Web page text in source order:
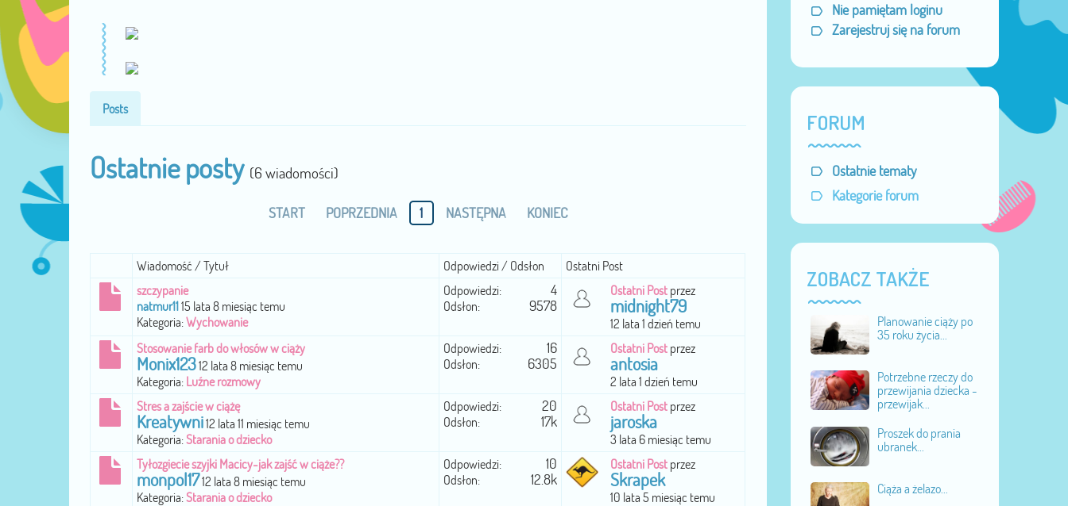
Posts
Ostatnie posty (6 wiadomości)
START POPRZEDNIA 1 NASTĘPNA KONIEC
Wiadomość / Tytuł Odpowiedzi / Odsłon Ostatni Post
szczypanie
natmur1115 lata 8 miesiąc temu
Kategoria:Wychowanie
Odpowiedzi: 4
Odsłon: 9578
Ostatni Post przez
midnight79
12 lata 1 dzień temu
Stosowanie farb do włosów w ciąży
Monix12312 lata 8 miesiąc temu
Kategoria: Luźne rozmowy
Odpowiedzi: 16
Odsłon: 6305
Ostatni Post przez
antosia
2 lata 1 dzień temu
Stres a zajście w ciążę
Kreatywni12 lata 11 miesiąc temu
Kategoria:Starania o dziecko
Odpowiedzi: 20
Odsłon: 17k
Ostatni Post przez
jaroska
3 lata 6 miesiąc temu
Tyłozgiecie szyjki Macicy-jak zajść w ciąże??
monpol1712 lata 8 miesiąc temu
Kategoria:Starania o dziecko
Odpowiedzi: 10
Odsłon: 12.8k
Ostatni Post przez
Skrapek
10 lata 5 miesiąc temu
Nie pamiętam loginu
Zarejestruj się na forum
FORUM
Ostatnie tematy
Kategorie forum
ZOBACZ TAKŻE
Planowanie ciąży po
35 roku życia...
Potrzebne rzeczy do
przewijania dziecka -
przewijak...
Proszek do prania
ubranek...
Ciąża a żelazo...